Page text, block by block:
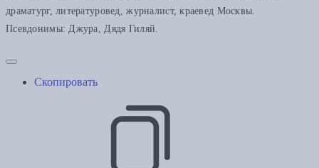
драматург, литературовед, журналист, краевед Москвы.
Псевдонимы: Джура, Дядя Гиляй.
Скопировать